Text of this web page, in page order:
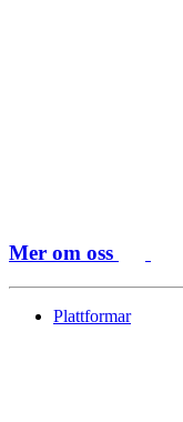
Mer om oss
Plattformar